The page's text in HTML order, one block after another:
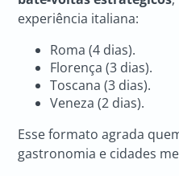
experiência italiana:
Roma (4 dias).
Florença (3 dias).
Toscana (3 dias).
Veneza (2 dias).
Esse formato agrada
gastronomia e cidades